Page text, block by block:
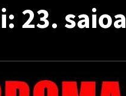
23. saioa